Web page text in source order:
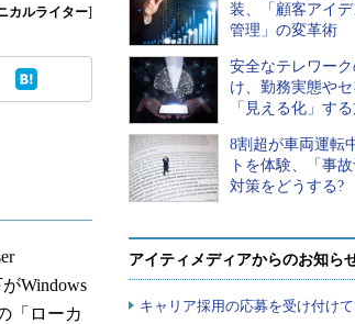
Test & Tools
Insider.NET
カルライター]
Windows
「ローカ
装、「顧客アイ
管理」の変革術
安全なテレワー
け、勤務実態や
「見える化」す
8割超が車両運転
トを体験、「事
対策をどうする?
アイティメディアからのお知ら
キャリア採用の応募を受け付け